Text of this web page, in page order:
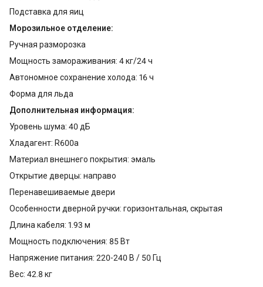
Подставка для яиц
Морозильное отделение:
Ручная разморозка
Мощность замораживания: 4 кг/24 ч
Автономное сохранение холода: 16 ч
Форма для льда
Дополнительная информация:
Уровень шума: 40 дБ
Хладагент: R600a
Материал внешнего покрытия: эмаль
Открытие дверцы: направо
Перенавешиваемые двери
Особенности дверной ручки: горизонтальная, скрытая
Длина кабеля: 1.93 м
Мощность подключения: 85 Вт
Напряжение питания: 220-240 В / 50 Гц
Вес: 42.8 кг